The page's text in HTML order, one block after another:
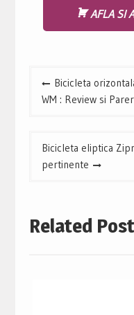
AFLA SI
Navigare
Bicicleta
WM : Review si
Bicicleta eliptica
pertinente
Related